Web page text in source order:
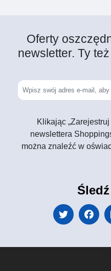
Oferty
newsletter. Ty
Klikając
newslettera
można znaleźć w
Śledź